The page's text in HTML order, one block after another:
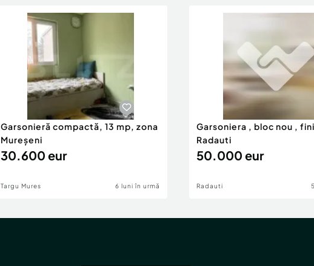
Garsonieră compactă, 13 mp, zona
Mureșeni
30.600 eur
Targu Mures 6 luni în urmă
Garsoniera , bloc nou ,
Radauti
50.000 eur
Radauti